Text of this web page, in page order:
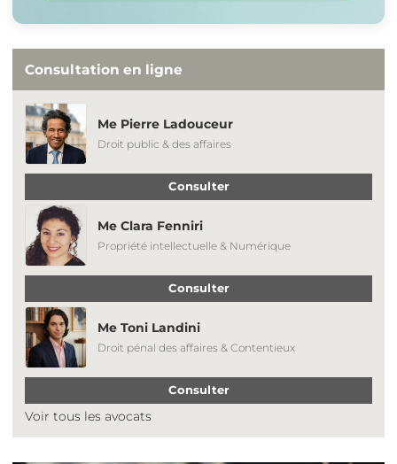
Consultation en ligne
Me Pierre Ladouceur
Droit public & des affaires
Consulter
Me Clara Fenniri
Propriété intellectuelle & Numérique
Consulter
Me Toni Landini
Droit pénal des affaires & Contentieux
Consulter
Voir tous les avocats